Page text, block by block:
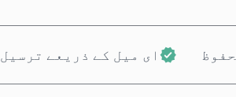
ای میل کے ذریعے ترسیل